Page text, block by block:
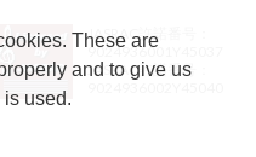
JASRAC許諾番号：
9024936001Y45037
JASRAC許諾番号：
These are
and to give us
used.